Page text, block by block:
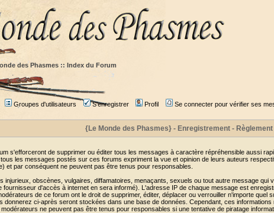
des Phasmes :: Index du Forum
Groupes d'utilisateurs S'enregistrer Profil Se connecter pour vérifier ses
{Le Monde des Phasmes} - Enregistrement - Règlement
s'efforceront de supprimer ou éditer tous les messages à caractère répréhensible aussi
les messages postés sur ces forums expriment la vue et opinion de leurs auteurs
et par conséquent ne peuvent pas être tenus pour responsables.
injurieux, obscènes, vulgaires, diffamatoires, menaçants, sexuels ou tout autre message qui
fournisseur d'accès à internet en sera informé). L'adresse IP de chaque message est
de ce forum ont le droit de supprimer, éditer, déplacer ou verrouiller n'importe
donnerez ci-après seront stockées dans une base de données. Cependant, ces
ne peuvent pas être tenus pour responsables si une tentative de piratage